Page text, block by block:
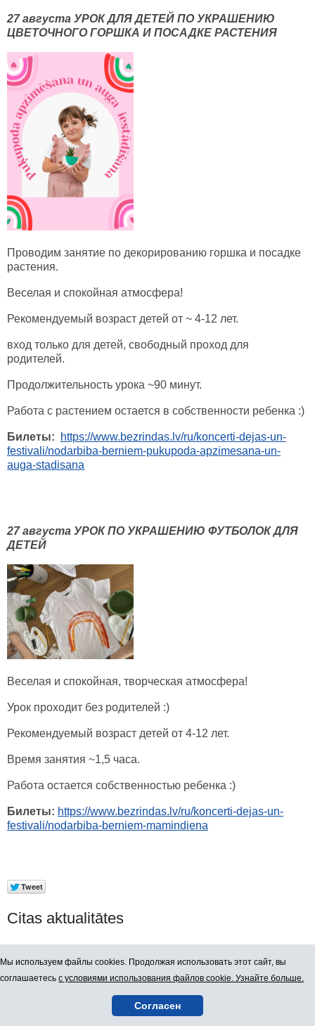
27 августа УРОК ДЛЯ ДЕТЕЙ ПО УКРАШЕНИЮ
ЦВЕТОЧНОГО ГОРШКА И ПОСАДКЕ РАСТЕНИЯ
Проводим занятие по декорированию горшка и посадке
растения.
Веселая и спокойная атмосфера!
Рекомендуемый возраст детей от ~ 4-12 лет.
вход только для детей, свободный проход для
родителей.
Продолжительность урока ~90 минут.
Работа с растением остается в собственности ребенка :)
Билеты:
https://www.bezrindas.lv/ru/koncerti-dejas-un-
festivali/nodarbiba-berniem-pukupoda-apzimesana-un-
auga-stadisana
27 августа УРОК ПО УКРАШЕНИЮ ФУТБОЛОК ДЛЯ
ДЕТЕЙ
Веселая и спокойная, творческая атмосфера!
Урок проходит без родителей :)
Рекомендуемый возраст детей от 4-12 лет.
Время занятия ~1,5 часа.
Работа остается собственностью ребенка :)
Билеты: https://www.bezrindas.lv/ru/koncerti-dejas-un-
festivali/nodarbiba-berniem-mamindiena
Citas aktualitātes
Продажа билетов без лишней головной
15.05.2026
Мы используем файлы cookies. Продолжая использовать этот сайт, вы
соглашаетесь с условиями использования файлов cookie. Узнайте больше.
Согласен